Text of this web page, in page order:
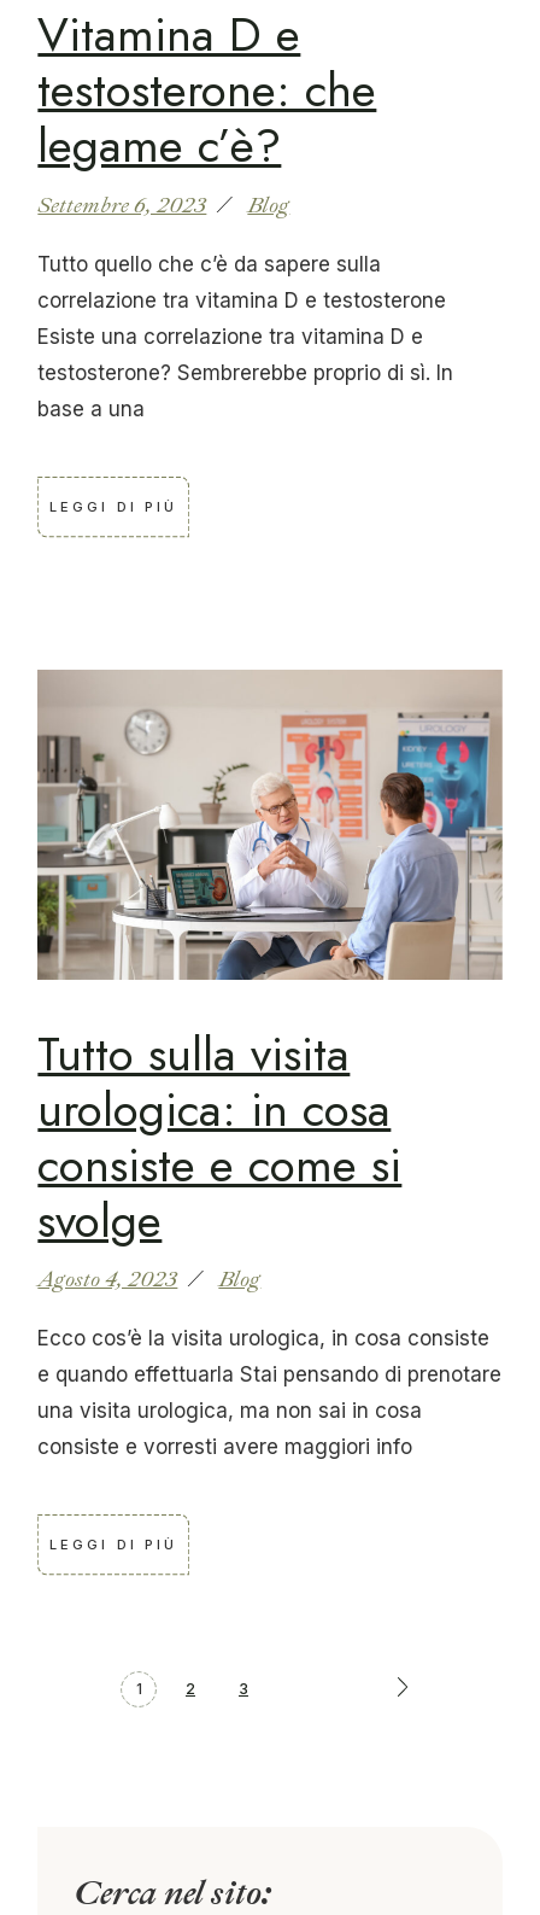
Vitamina D e
testosterone: che
legame c’è?
Settembre 6, 2023 Blog
Tutto quello che c’è da sapere sulla
correlazione tra vitamina D e testosterone
Esiste una correlazione tra vitamina D e
testosterone? Sembrerebbe proprio di sì. In
base a una
LEGGI DI PIÙ
Tutto sulla visita
urologica: in cosa
consiste e come si
svolge
Agosto 4, 2023 Blog
Ecco cos’è la visita urologica, in cosa consiste
e quando effettuarla Stai pensando di prenotare
una visita urologica, ma non sai in cosa
consiste e vorresti avere maggiori info
LEGGI DI PIÙ
1 2 3
Cerca nel sito: